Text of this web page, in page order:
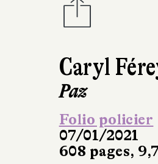
Caryl
Paz
Folio policier
07/01/2021
608 pages,